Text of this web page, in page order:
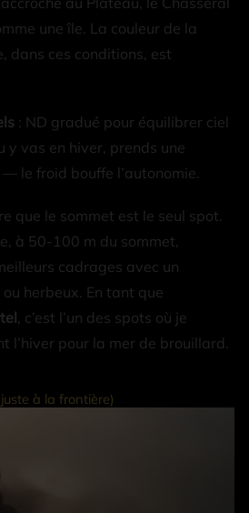
une île. La couleur de la
dans ces conditions, est
: ND gradué pour équilibrer ciel
y vas en hiver, prends une
le froid bouffe l’autonomie.
que le sommet est le seul spot.
à 50-100 m du sommet,
cadrages avec un
herbeux. En tant que
, c’est l’un des spots où je
l’hiver pour la mer de brouillard.
à la frontière)